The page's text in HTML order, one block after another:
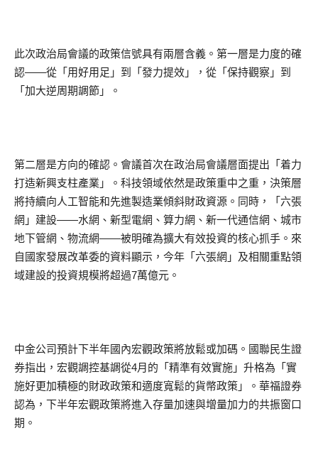
此次政治局會議的政策信號具有兩層含義。第一層是力度的確
認——從「用好用足」到「發力提效」，從「保持觀察」到
「加大逆周期調節」。
第二層是方向的確認。會議首次在政治局會議層面提出「着力
打造新興支柱產業」。科技領域依然是政策重中之重，決策層
將持續向人工智能和先進製造業傾斜財政資源。同時，「六張
網」建設——水網、新型電網、算力網、新一代通信網、城市
地下管網、物流網——被明確為擴大有效投資的核心抓手。來
自國家發展改革委的資料顯示，今年「六張網」及相關重點領
域建設的投資規模將超過7萬億元。
中金公司預計下半年國內宏觀政策將放鬆或加碼。國聯民生證
券指出，宏觀調控基調從4月的「精準有效實施」升格為「實
施好更加積極的財政政策和適度寬鬆的貨幣政策」。華福證券
認為，下半年宏觀政策將進入存量加速與增量加力的共振窗口
期。